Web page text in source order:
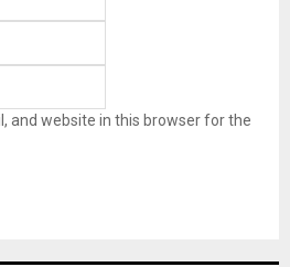
and website in this browser for the